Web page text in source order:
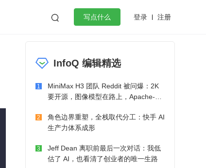
 写点什么 登录 注册
微服务架构 flutter
InfoQ 编辑精选
1
MiniMax H3 团队 Reddit 被问爆：2K
要开源，图像模型在路上，Apache-2.0
2
角色边界重塑，全栈取代分工：快手 AI
生产力体系成形
3
Jeff Dean 离职前最后一次对话：我低
估了 AI，也看清了创业者的唯一生路